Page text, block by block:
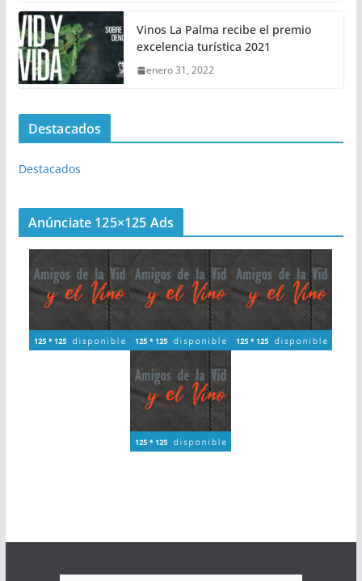
Vinos La Palma recibe el premio
excelencia turística 2021
enero 31, 2022
Destacados
Destacados
Anúnciate 125×125 Ads